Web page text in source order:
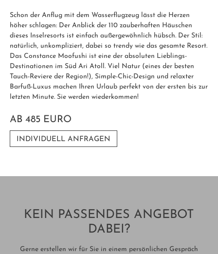
Schon der Anflug mit dem Wasserflugzeug lässt die Herzen
höher schlagen: Der Anblick der 110 zauberhaften Häuschen
dieses Inselresorts ist einfach außergewöhnlich hübsch. Der Stil:
natürlich, unkompliziert, dabei so trendy wie das gesamte Resort.
Das Constance Moofushi ist eine der absoluten Lieblings-
Destinationen im Süd Ari Atoll. Viel Natur (eines der besten
Tauch-Reviere der Region!), Simple-Chic-Design und relaxter
Barfuß-Luxus machen Ihren Urlaub perfekt von der ersten bis zur
letzten Minute. Sie werden wiederkommen!
AB 485 EURO
INDIVIDUELL ANFRAGEN
KEIN PASSENDES ANGEBOT
DABEI?
Gerne erstellen wir für Sie in einem persönlichen Gespräch